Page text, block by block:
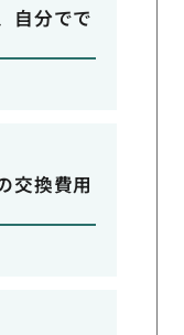
自分でで
交換費用